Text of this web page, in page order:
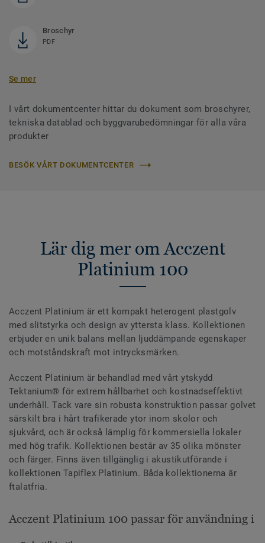
Broschyr
PDF
Se mer
I vårt dokumentcenter hittar du dokument som broschyrer,
tekniska datablad och byggvarubedömningar för alla våra
produkter
BESÖK VÅRT DOKUMENTCENTER
Lär dig mer om Acczent
Platinium 100
Acczent Platinium är ett kompakt heterogent plastgolv
med slitstyrka och design av yttersta klass. Kollektionen
erbjuder en unik balans mellan ljuddämpande egenskaper
och motståndskraft mot intrycksmärken.
Acczent Platinium är behandlad med vårt ytskydd
Tektanium® för extrem hållbarhet och kostnadseffektivt
underhåll. Tack vare sin robusta konstruktion passar golvet
särskilt bra i hårt trafikerade ytor inom skolor och
sjukvård, och är också lämplig för kommersiella lokaler
med hög trafik. Kollektionen består av 35 olika mönster
och färger. Finns även tillgänglig i akustikutförande i
kollektionen Tapiflex Platinium. Båda kollektionerna är
ftalatfria.
Acczent Platinium 100 passar för användning i